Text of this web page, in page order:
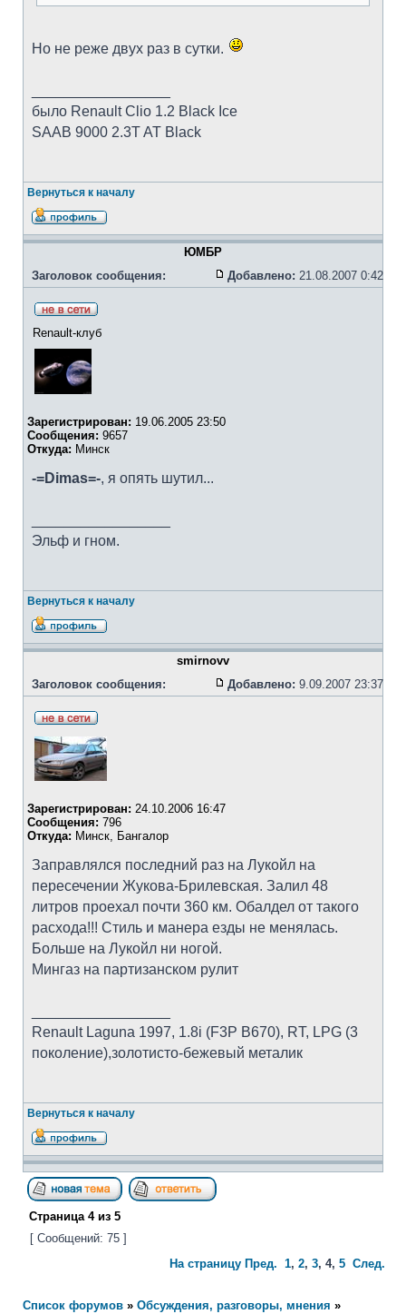
Но не реже двух раз в сутки.
было Renault Clio 1.2 Black Ice
SAAB 9000 2.3T AT Black
Вернуться к началу
ЮМБР
Заголовок сообщения:
Добавлено: 21.08.2007 0:42
Renault-клуб
Зарегистрирован: 19.06.2005 23:50
Сообщения: 9657
Откуда: Минск
-=Dimas=-, я опять шутил...
Эльф и гном.
Вернуться к началу
smirnovv
Заголовок сообщения:
Добавлено: 9.09.2007 23:37
Зарегистрирован: 24.10.2006 16:47
Сообщения: 796
Откуда: Минск, Бангалор
Заправлялся последний раз на Лукойл на
пересечении Жукова-Брилевская. Залил 48
литров проехал почти 360 км. Обалдел от такого
расхода!!! Стиль и манера езды не менялась.
Больше на Лукойл ни ногой.
Мингаз на партизанском рулит
Renault Laguna 1997, 1.8i (F3P B670), RT, LPG (3
поколение),золотисто-бежевый металик
Вернуться к началу
Страница 4из 5
[ Сообщений: 75 ]
На страницу Пред. 1, 2, 3, 4, 5 След.
Список форумов » Обсуждения, разговоры, мнения »